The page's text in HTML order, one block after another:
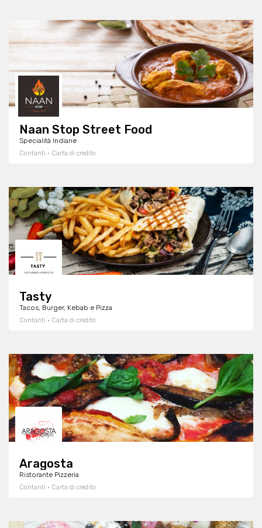
Naan Stop Street Food
Specialità Indiane
Contanti · Carta di credito
Tasty
Tacos, Burger, Kebab e Pizza
Contanti · Carta di credito
Aragosta
Ristorante Pizzeria
Contanti · Carta di credito